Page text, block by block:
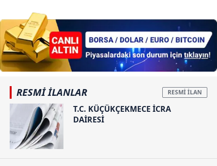
RESMİ İLANLAR
T.C. KÜÇÜKÇEKMECE İCRA
DAİRESİ